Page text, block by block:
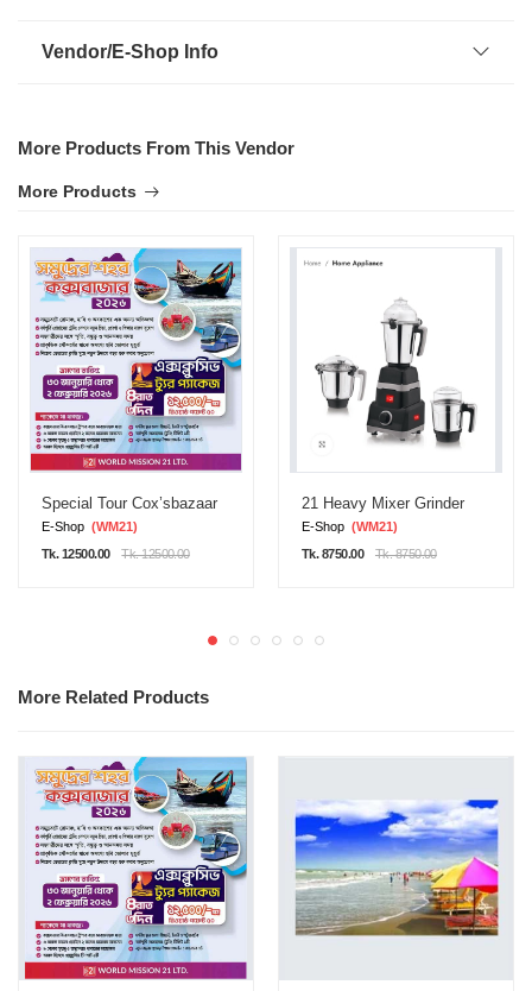
Vendor/E-Shop Info
More Products From This Vendor
More Products
Special Tour Cox’sbazaar
E-Shop (WM21)
Tk. 12500.00
Tk. 12500.00
21 Heavy Mixer Grinder
E-Shop (WM21)
Tk. 8750.00
Tk. 8750.00
More Related Products